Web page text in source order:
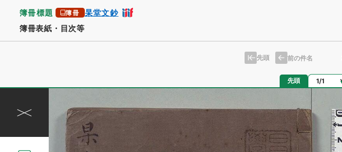
簿冊標題 簿冊 杲堂文鈔
簿冊表紙・目次等
先頭 前の件名
先頭 ページ